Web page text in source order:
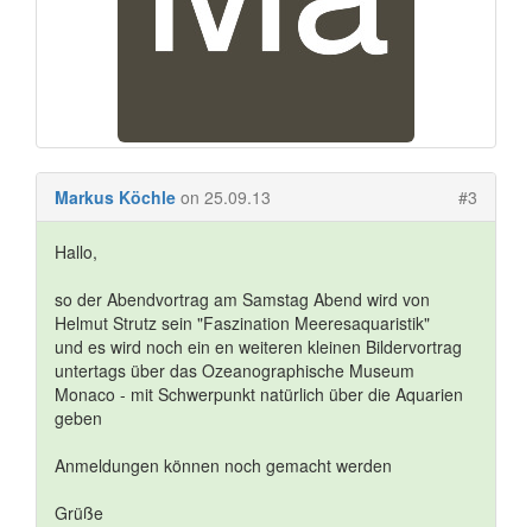
Markus Köchle on 25.09.13 #3
Hallo,
so der Abendvortrag am Samstag Abend wird von
Helmut Strutz sein "Faszination Meeresaquaristik"
und es wird noch ein en weiteren kleinen Bildervortrag
untertags über das Ozeanographische Museum
Monaco - mit Schwerpunkt natürlich über die Aquarien
geben
Anmeldungen können noch gemacht werden
Grüße